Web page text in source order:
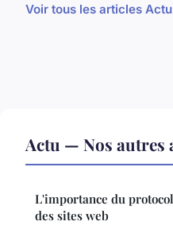
Voir tous les articles
Actu — Nos autres
L'importance du
des sites web